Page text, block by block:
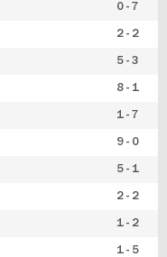
0 - 7
2 - 2
5 - 3
8 - 1
1 - 7
9 - 0
5 - 1
2 - 2
1 - 2
1 - 5